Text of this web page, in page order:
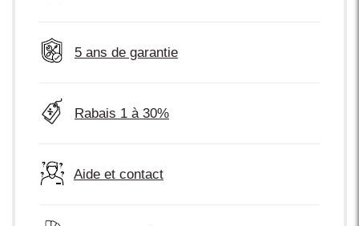
5 ans de garantie
Rabais 1 à 30%
Aide et contact